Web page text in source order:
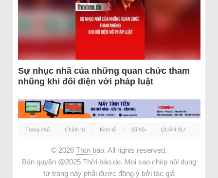
Sự nhục nhã của những quan chức tham
nhũng khi đối diện với pháp luật
Trang chủ Chính trị Kinh tế Xã hội QUÂN SỰ
© 2026 Thời báo. All rights reserved.
Bản quyền @2025 Thời báo.de. Mọi sao chép nội dung
từ trang này phải được đồng ý bởi tác giả